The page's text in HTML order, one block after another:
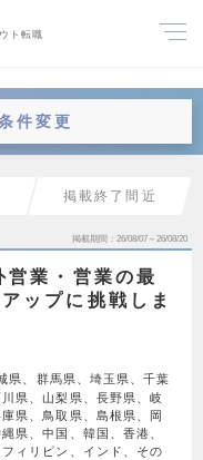
ト転職
件変更
掲載終了間近
掲載期間 26/08/07～26/08/20
業・営業の最
ップに挑戦しま
県、群馬県、埼玉県、千葉
県、山梨県、長野県、岐
県、鳥取県、島根県、岡
県、中国、韓国、香港、
ィリピン、インド、その